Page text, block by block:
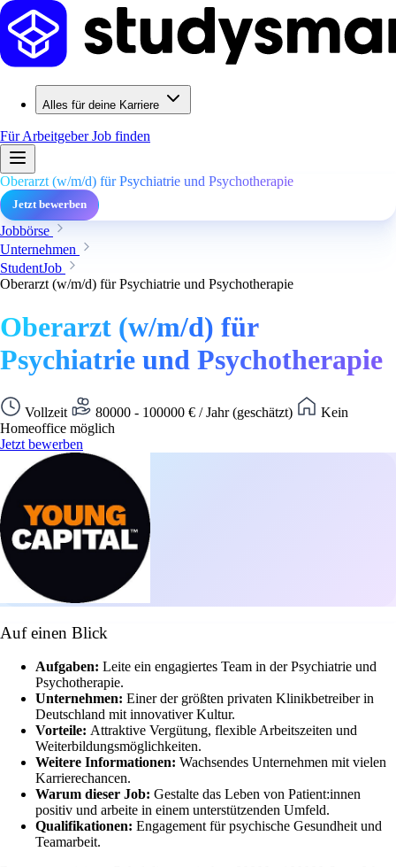
Alles für deine Karriere
Für ArbeitgeberJob finden
Oberarzt (w/m/d) für Psychiatrie und Psychotherapie
Jetzt bewerben
Jobbörse
Unternehmen
StudentJob
Oberarzt (w/m/d) für Psychiatrie und Psychotherapie
Oberarzt (w/m/d) für
Psychiatrie und Psychotherapie
Vollzeit 80000 - 100000 € / Jahr (geschätzt)
Kein
Homeoffice möglich
Jetzt bewerben
Auf einen Blick
Aufgaben: Leite ein engagiertes Team in der Psychiatrie und
Psychotherapie.
Unternehmen: Einer der größten privaten Klinikbetreiber in
Deutschland mit innovativer Kultur.
Vorteile: Attraktive Vergütung, flexible Arbeitszeiten und
Weiterbildungsmöglichkeiten.
Weitere Informationen: Wachsendes Unternehmen mit vielen
Karrierechancen.
Warum dieser Job: Gestalte das Leben von Patient:innen
positiv und arbeite in einem unterstützenden Umfeld.
Qualifikationen: Engagement für psychische Gesundheit und
Teamarbeit.